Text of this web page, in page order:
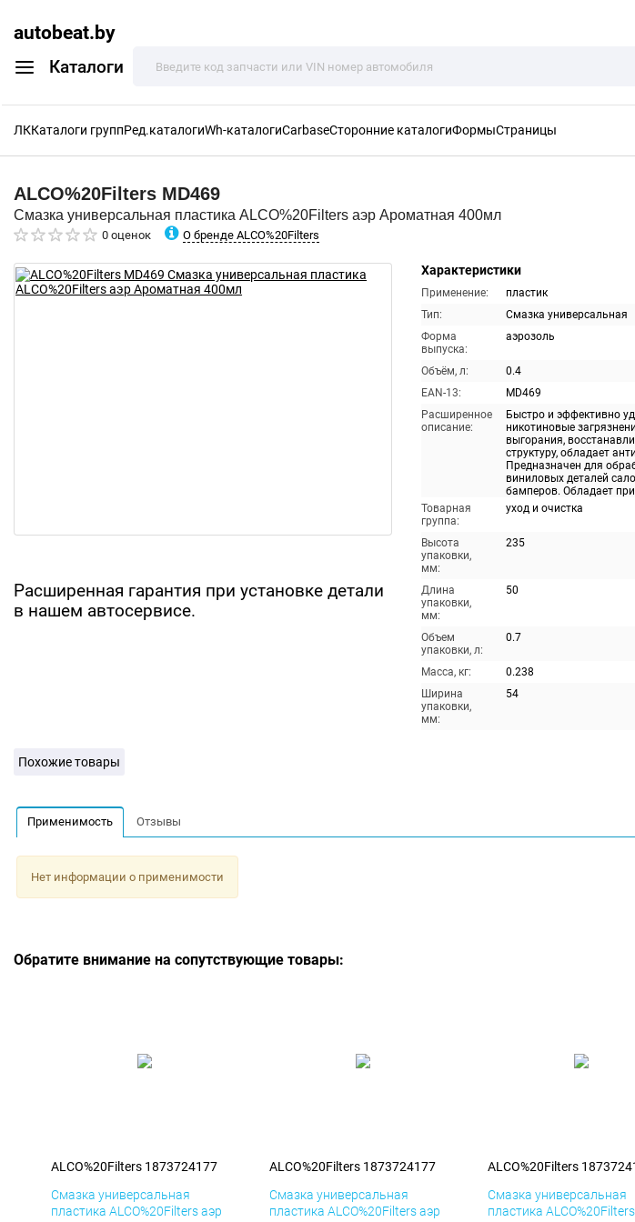
autobeat.by
Каталоги
ЛККаталоги группРед.каталогиWh-каталогиCarbaseСторонние каталогиФормыСтраницы
ALCO%20Filters MD469
Смазка универсальная пластика ALCO%20Filters аэр Ароматная 400мл
0 оценок О бренде ALCO%20Filters
Расширенная гарантия при установке детали
в нашем автосервисе.
Характеристики
Применение:
пластик
Тип:
Смазка универсальная
Форма
выпуска:
аэрозоль
Объём, л:
0.4
EAN-13:
MD469
Расширенное
описание:
Быстро и эффективно
никотиновые
выгорания,
структуру, обладает
Предназначен для
виниловых деталей
бамперов. Обладает
Товарная
группа:
уход и очистка
Высота
упаковки,
мм:
235
Длина
упаковки,
мм:
50
Объем
упаковки, л:
0.7
Масса, кг:
0.238
Ширина
упаковки,
мм:
54
Похожие товары
Применимость Отзывы
Нет информации о применимости
Обратите внимание на сопутствующие товары:
ALCO%20Filters 1873724177
Смазка универсальная
пластика ALCO%20Filters аэр
ALCO%20Filters 1873724177
Смазка универсальная
пластика ALCO%20Filters аэр
ALCO%20Filters
Смазка универсальная
пластика